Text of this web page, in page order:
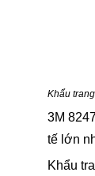
Khẩu
3M
tế lớn
Khẩu